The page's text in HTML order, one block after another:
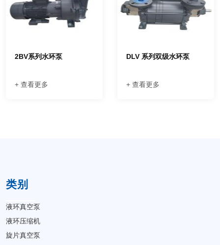
2BV系列水环泵
+ 查看更多
DLV 系列双级水环泵
+ 查看更多
类别
液环真空泵
液环压缩机
旋片真空泵